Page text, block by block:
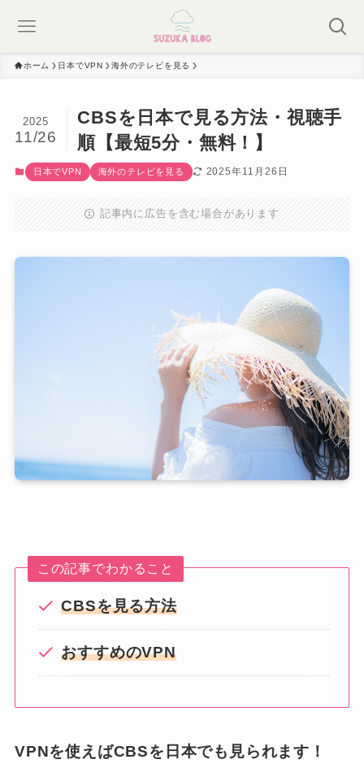
ホーム 日本でVPN 海外のテレビを見る
CBSを日本で見る方法・視聴手
順【最短5分・無料！】
2025
11/26
日本でVPN 海外のテレビを見る 2025年11月26日
記事内に広告を含む場合があります
この記事でわかること
CBSを見る方法
おすすめのVPN
VPNを使えばCBSを日本でも見られます！